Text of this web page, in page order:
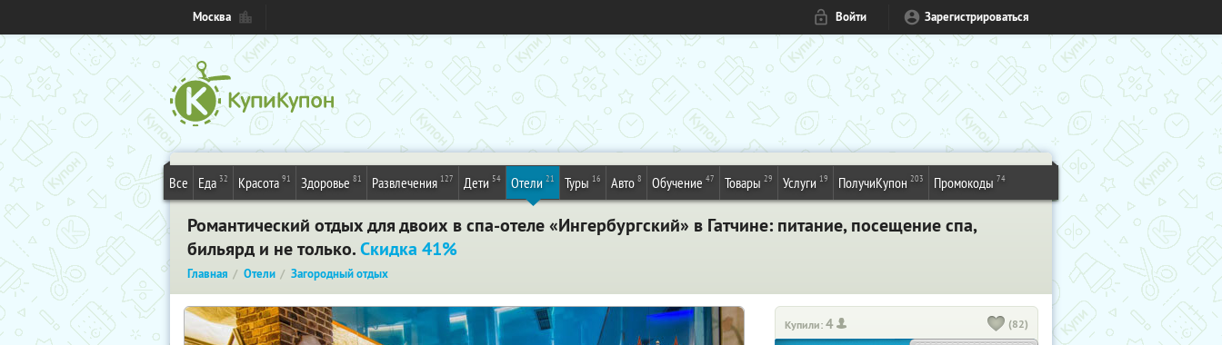
Москва Войти Зарегистрироваться
Все Еда 32 Красота 91 Здоровье 81 Развлечения 127 Дети 54 Отели 21 Туры 16 Авто 8 Обучение 47 Товары 29 Услуги 19 ПолучиКупон 203 Промокоды 74
Романтический отдых для двоих в спа-отеле «Ингербургский» в Гатчине: питание, посещение спа,
бильярд и не только.Скидка 41%
Главная Отели Загородный отдых
Купили:4 (82)